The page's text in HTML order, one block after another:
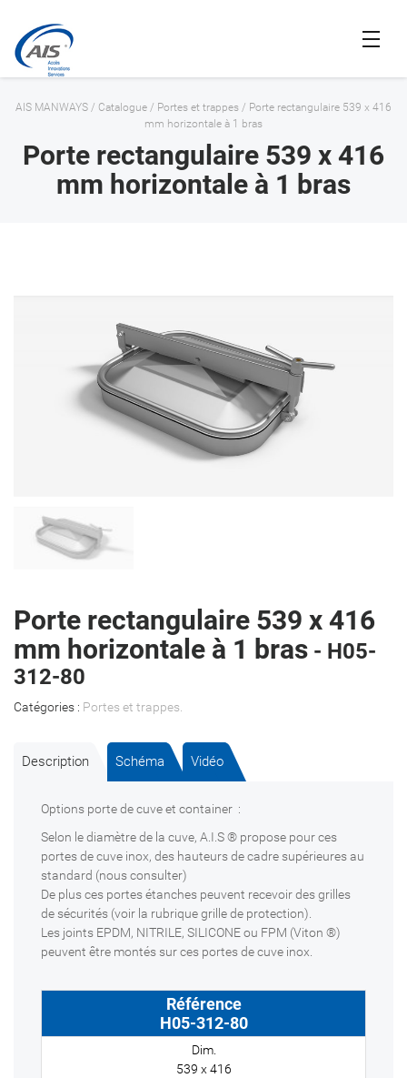
AIS MANWAYS / Catalogue / Portes et trappes / Porte rectangulaire 539 x 416
mm horizontale à 1 bras
Porte rectangulaire 539 x 416
mm horizontale à 1 bras
Porte rectangulaire 539 x 416
mm horizontale à 1 bras - H05-
312-80
Catégories : Portes et trappes
Description Schéma Vidéo
Options porte de cuve et container :
Selon le diamètre de la cuve, A.I.S ® propose pour ces
portes de cuve inox, des hauteurs de cadre supérieures au
standard (nous consulter)
De plus ces portes étanches peuvent recevoir des grilles
de sécurités (voir la rubrique grille de protection).
Les joints EPDM, NITRILE, SILICONE ou FPM (Viton ®)
peuvent être montés sur ces portes de cuve inox.
H05-312-80
539 x 416